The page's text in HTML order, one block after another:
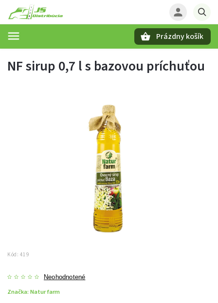
Prázdny košík
NF sirup 0,7 l s bazovou príchuťou
Kód: 419
Neohodnotené
Značka: Natur farm